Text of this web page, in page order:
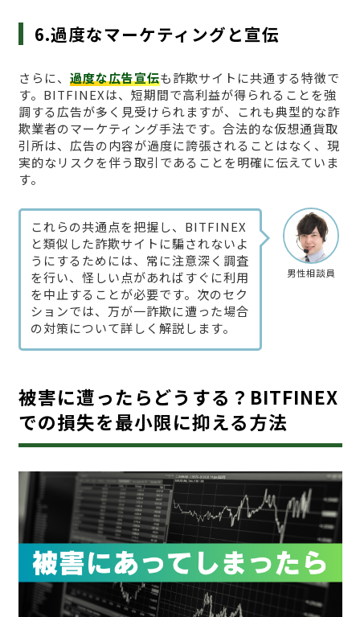
6.過度なマーケティングと宣伝
さらに、 過度な広告宣伝も詐欺サイトに共通する特徴で
す。BITFINEXは、短期間で高利益が得られることを強
調する広告が多く見受けられますが、これも典型的な詐
欺業者のマーケティング手法です。合法的な仮想通貨取
引所は、広告の内容が過度に誇張されることはなく、現
実的なリスクを伴う取引であることを明確に伝えていま
す。
男性相談員
これらの共通点を把握し、BITFINEX
と類似した詐欺サイトに騙されないよ
うにするためには、常に注意深く調査
を行い、怪しい点があればすぐに利用
を中止することが必要です。次のセク
ションでは、万が一詐欺に遭った場合
の対策について詳しく解説します。
被害に遭ったらどうする？BITFINEX
での損失を最小限に抑える方法